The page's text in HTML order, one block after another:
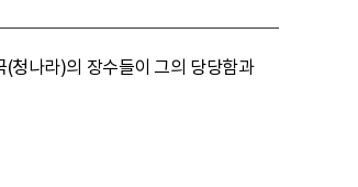
청나라)의 장수들이 그의 당당함과